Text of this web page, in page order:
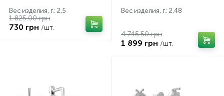
Вес изделия, г.: 2,5
1 825.00 грн
730 грн /шт.
Вес изделия, г.: 2,48
4 745.50 грн
1 899 грн /шт.